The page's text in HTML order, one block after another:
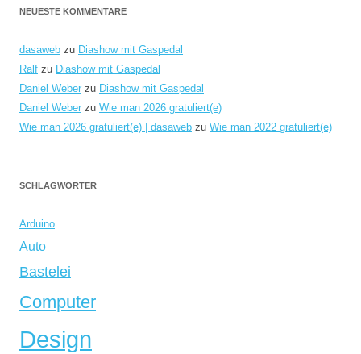
NEUESTE KOMMENTARE
dasaweb zu Diashow mit Gaspedal
Ralf zu Diashow mit Gaspedal
Daniel Weber zu Diashow mit Gaspedal
Daniel Weber zu Wie man 2026 gratuliert(e)
Wie man 2026 gratuliert(e) | dasaweb zu Wie man 2022 gratuliert(e)
SCHLAGWÖRTER
Arduino
Auto
Bastelei
Computer
Design